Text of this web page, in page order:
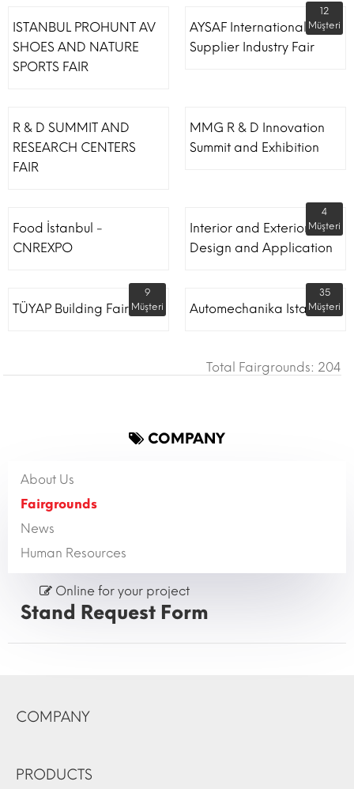
ISTANBUL PROHUNT AV
SHOES AND NATURE
SPORTS FAIR
AYSAF International Shoe
Supplier Industry Fair
12
Müşteri
R & D SUMMIT AND
RESEARCH CENTERS
FAIR
MMG R & D Innovation
Summit and Exhibition
Food İstanbul -
CNREXPO
Interior and Exterior
Design and Application
4
Müşteri
TÜYAP Building Fair
9
Müşteri
Automechanika Istanbul
35
Müşteri
Total Fairgrounds: 204
COMPANY
About Us
Fairgrounds
News
Human Resources
Online for your project
Stand Request Form
COMPANY
PRODUCTS